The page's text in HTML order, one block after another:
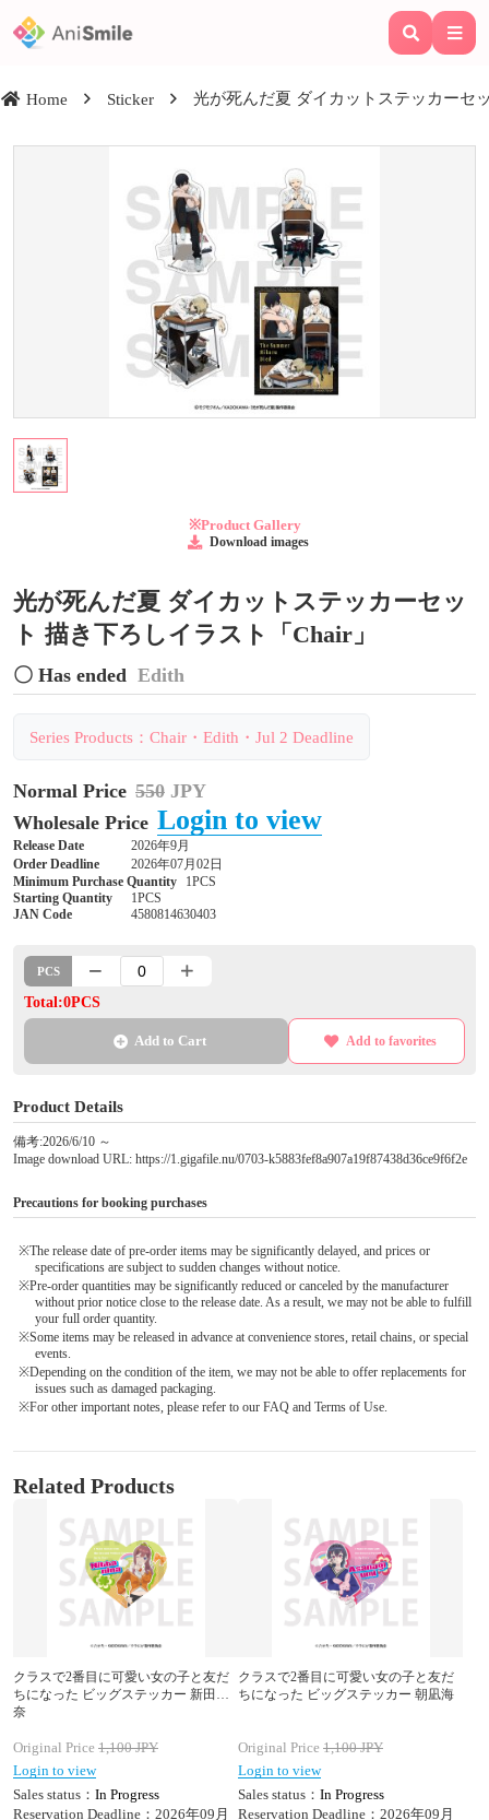
Home Sticker 光が死んだ夏 ダイカットステッカーセ
※Product Gallery
Download images
光が死んだ夏 ダイカットステッカーセッ
ト 描き下ろしイラスト「Chair」
〇 Has ended Edith
Series Products：Chair・Edith・Jul 2 Deadline
Normal Price 550 JPY
Wholesale Price Login to view
Release Date
2026年9月
Order Deadline
2026年07月02日
Minimum Purchase Quantity
1PCS
Starting Quantity
1PCS
JAN Code
4580814630403
PCS
Total:0PCS
Add to Cart Add to favorites
Product Details
備考:2026/6/10 ～
Image download URL: https://1.gigafile.nu/0703-k5883fef8a907a19f87438d36ce9f6f2e
Precautions for booking purchases
※The release date of pre-order items may be significantly delayed, and prices or
specifications are subject to sudden changes without notice.
※Pre-order quantities may be significantly reduced or canceled by the manufacturer
without prior notice close to the release date. As a result, we may not be able to fulfill
your full order quantity.
※Some items may be released in advance at convenience stores, retail chains, or special
events.
※Depending on the condition of the item, we may not be able to offer replacements for
issues such as damaged packaging.
※For other important notes, please refer to our FAQ and Terms of Use.
Related Products
クラスで2番目に可愛い女の子と友だ
ちになった ビッグステッカー 新田新
奈
Original Price 1,100JPY
Login to view
Sales status： In Progress
Reservation Deadline：2026年09月
クラスで2番目に可愛い女の子と友だ
ちになった ビッグステッカー 朝凪海
Original Price 1,100JPY
Login to view
Sales status： In Progress
Reservation Deadline：2026年09月